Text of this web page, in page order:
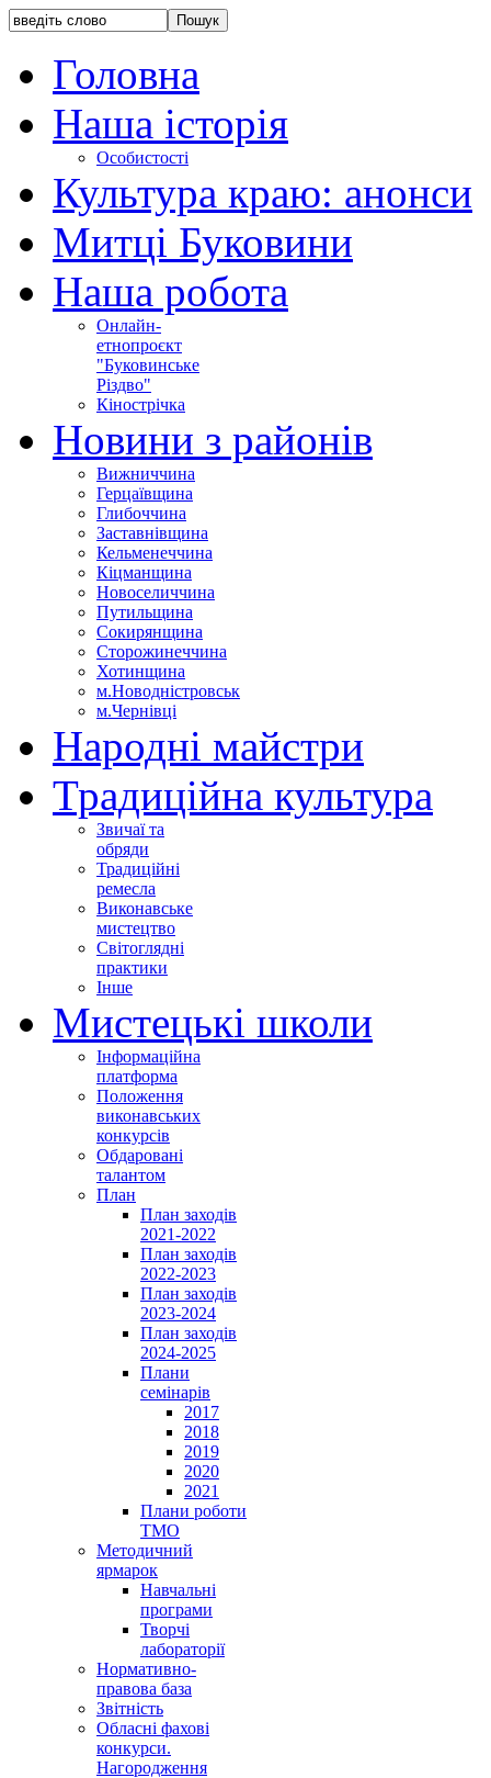
Головна
Наша історія
Особистості
Культура краю: анонси
Митці Буковини
Наша робота
Онлайн-
етнопроєкт
"Буковинське
Різдво"
Кінострічка
Новини з районів
Вижниччина
Герцаївщина
Глибоччина
Заставнівщина
Кельменеччина
Кіцманщина
Новоселиччина
Путильщина
Сокирянщина
Сторожинеччина
Хотинщина
м.Новодністровськ
м.Чернівці
Народні майстри
Традиційна культура
Звичаї та
обряди
Традиційні
ремесла
Виконавське
мистецтво
Світоглядні
практики
Інше
Мистецькі школи
Інформаційна
платформа
Положення
виконавських
конкурсів
Обдаровані
талантом
План
План заходів
2021-2022
План заходів
2022-2023
План заходів
2023-2024
План заходів
2024-2025
Плани
семінарів
2017
2018
2019
2020
2021
Плани роботи
ТМО
Методичний
ярмарок
Навчальні
програми
Творчі
лабораторії
Нормативно-
правова база
Звітність
Обласні фахові
конкурси.
Нагородження